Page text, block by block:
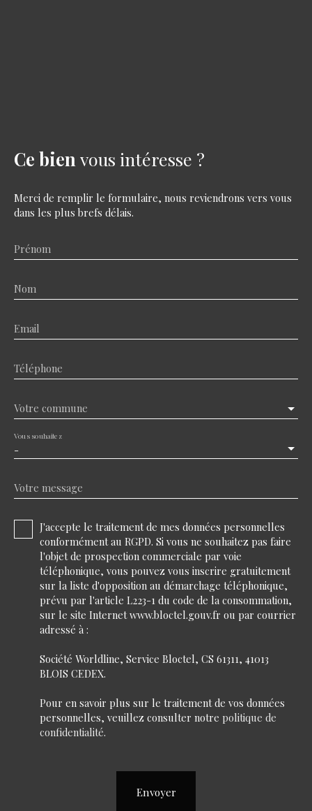
Ce bien vous intéresse ?
Merci de remplir le formulaire, nous reviendrons vers vous
dans les plus brefs délais.
Prénom
Nom
Email
Téléphone
Votre commune
-
Vous souhaitez
Votre message
J'accepte le traitement de mes données personnelles
conformément au RGPD. Si vous ne souhaitez pas faire
l'objet de prospection commerciale par voie
téléphonique, vous pouvez vous inscrire gratuitement
sur la liste d'opposition au démarchage téléphonique,
prévu par l'article L223-1 du code de la consommation,
sur le site Internet www.bloctel.gouv.fr ou par courrier
adressé à :
Société Worldline, Service Bloctel, CS 61311, 41013
BLOIS CEDEX.
Pour en savoir plus sur le traitement de vos données
personnelles, veuillez consulter notre politique de
confidentialité.
Envoyer